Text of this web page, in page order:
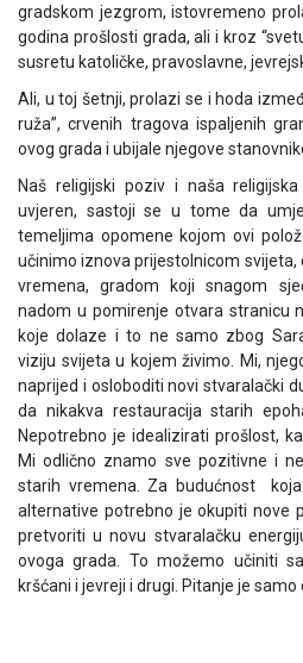
gradskom jezgrom, istovremeno
godina prošlosti grada, ali i kroz
susretu katoličke, pravoslavne,
Ali, u toj šetnji, prolazi se i hoda
ruža”, crvenih tragova ispaljenih
ovog grada i ubijale njegove
Naš religijski poziv i naša
uvjeren, sastoji se u tome da
temeljima opomene kojom ovi
učinimo iznova prijestolnicom
vremena, gradom koji snagom
nadom u pomirenje otvara stranicu
koje dolaze i to ne samo zbog
viziju svijeta u kojem živimo. Mi,
naprijed i osloboditi novi stvaralački
da nikakva restauracija starih
Nepotrebno je idealizirati prošlost,
Mi odlično znamo sve pozitivne i
starih vremena. Za budućnost
alternative potrebno je okupiti nove
pretvoriti u novu stvaralačku
ovoga grada. To možemo učiniti
kršćani i jevreji i drugi. Pitanje je samo